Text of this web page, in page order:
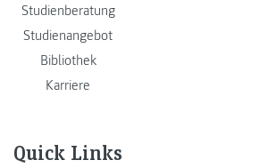
Studienberatung
Studienangebot
Bibliothek
Karriere
Quick Links